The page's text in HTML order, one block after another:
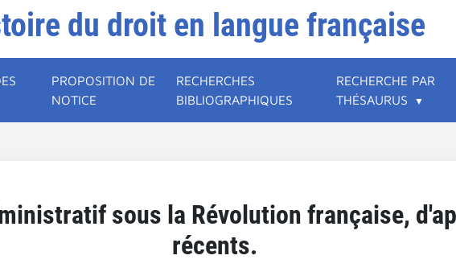
du droit en langue française
PROPOSITION DE
NOTICE
RECHERCHES
BIBLIOGRAPHIQUES
RECHERCHE PAR
THÉSAURUS
sous la Révolution française,
récents.